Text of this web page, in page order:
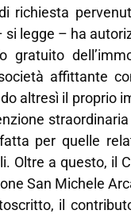
richiesta
si legge – ha
gratuito
affittante
altresì il proprio
per quelle
Oltre a questo, il
San Michele
il